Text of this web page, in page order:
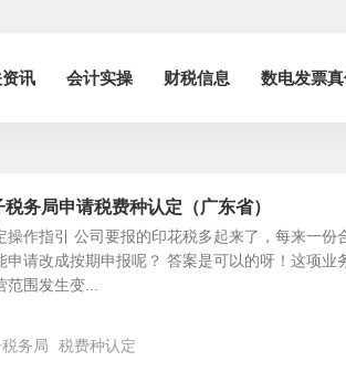
讯 会计实操 财税信息 数电发票
务局申请税费种认定（广东省）
操作指引 公司要报的印花税多起来了，每来一份
申请改成按期申报呢？ 答案是可以的呀！这项业
围发生变...
务局 税费种认定